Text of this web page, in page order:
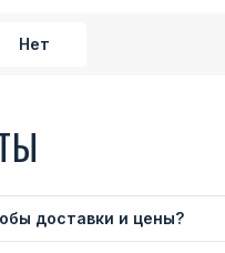
Нет
доставки и цены?